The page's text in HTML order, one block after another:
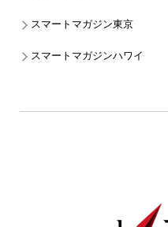
スマートマガジン東京
スマートマガジンハワイ